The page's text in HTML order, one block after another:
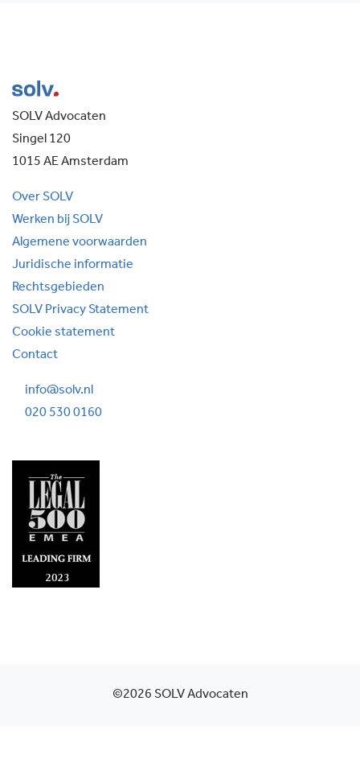
SOLV Advocaten
Singel 120
1015 AE Amsterdam
Over SOLV
Werken bij SOLV
Algemene voorwaarden
Juridische informatie
Rechtsgebieden
SOLV Privacy Statement
Cookie statement
Contact
info@solv.nl
020 530 0160
©2026 SOLV Advocaten